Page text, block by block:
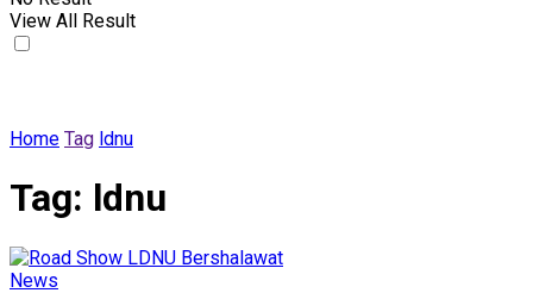
View All Result
Home Tag ldnu
Tag: ldnu
News